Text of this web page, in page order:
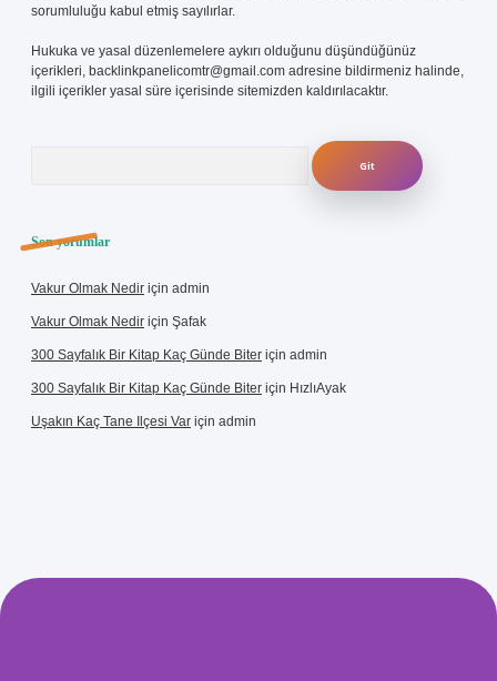
sorumluluğu kabul etmiş sayılırlar.
Hukuka ve yasal düzenlemelere aykırı olduğunu düşündüğünüz
içerikleri, backlinkpanelicomtr@gmail.com adresine bildirmeniz halinde,
ilgili içerikler yasal süre içerisinde sitemizden kaldırılacaktır.
Son yorumlar
Vakur Olmak Nedir için admin
Vakur Olmak Nedir için Şafak
300 Sayfalık Bir Kitap Kaç Günde Biter için admin
300 Sayfalık Bir Kitap Kaç Günde Biter için HızlıAyak
Uşakın Kaç Tane Ilçesi Var için admin